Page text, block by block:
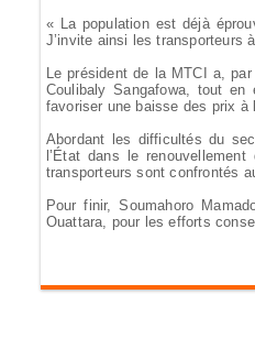
« La population est déjà
J’invite ainsi les transporteurs
Le président de la MTCI a,
Coulibaly Sangafowa, tout
favoriser une baisse des prix à
Abordant les difficultés du
l’État dans le
transporteurs sont confrontés
Pour finir, Soumahoro
Ouattara, pour les efforts